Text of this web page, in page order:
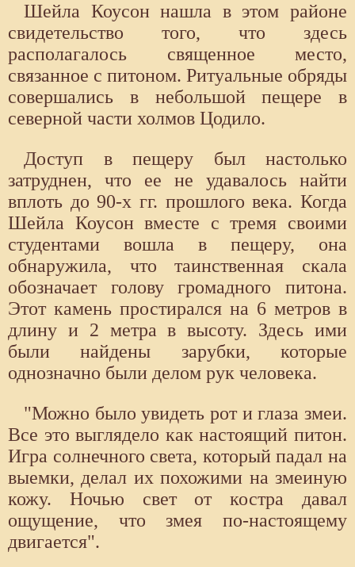
Шейла Коусон нашла в этом районе
свидетельство того, что здесь
располагалось священное место,
связанное с питоном. Ритуальные обряды
совершались в небольшой пещере в
северной части холмов Цодило.
Доступ в пещеру был настолько
затруднен, что ее не удавалось найти
вплоть до 90-х гг. прошлого века. Когда
Шейла Коусон вместе с тремя своими
студентами вошла в пещеру, она
обнаружила, что таинственная скала
обозначает голову громадного питона.
Этот камень простирался на 6 метров в
длину и 2 метра в высоту. Здесь ими
были найдены зарубки, которые
однозначно были делом рук человека.
"Можно было увидеть рот и глаза змеи.
Все это выглядело как настоящий питон.
Игра солнечного света, который падал на
выемки, делал их похожими на змеиную
кожу. Ночью свет от костра давал
ощущение, что змея по-настоящему
двигается".